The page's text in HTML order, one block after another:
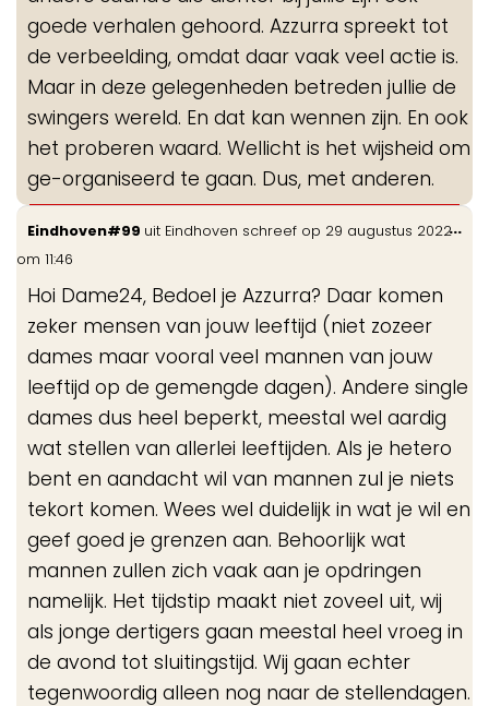
goede verhalen gehoord. Azzurra spreekt tot
de verbeelding, omdat daar vaak veel actie is.
Maar in deze gelegenheden betreden jullie de
swingers wereld. En dat kan wennen zijn. En ook
het proberen waard. Wellicht is het wijsheid om
ge-organiseerd te gaan. Dus, met anderen.
Eindhoven#99 uit Eindhoven schreef op 29 augustus 2022
om 11:46
Hoi Dame24, Bedoel je Azzurra? Daar komen
zeker mensen van jouw leeftijd (niet zozeer
dames maar vooral veel mannen van jouw
leeftijd op de gemengde dagen). Andere single
dames dus heel beperkt, meestal wel aardig
wat stellen van allerlei leeftijden. Als je hetero
bent en aandacht wil van mannen zul je niets
tekort komen. Wees wel duidelijk in wat je wil en
geef goed je grenzen aan. Behoorlijk wat
mannen zullen zich vaak aan je opdringen
namelijk. Het tijdstip maakt niet zoveel uit, wij
als jonge dertigers gaan meestal heel vroeg in
de avond tot sluitingstijd. Wij gaan echter
tegenwoordig alleen nog naar de stellendagen.
...